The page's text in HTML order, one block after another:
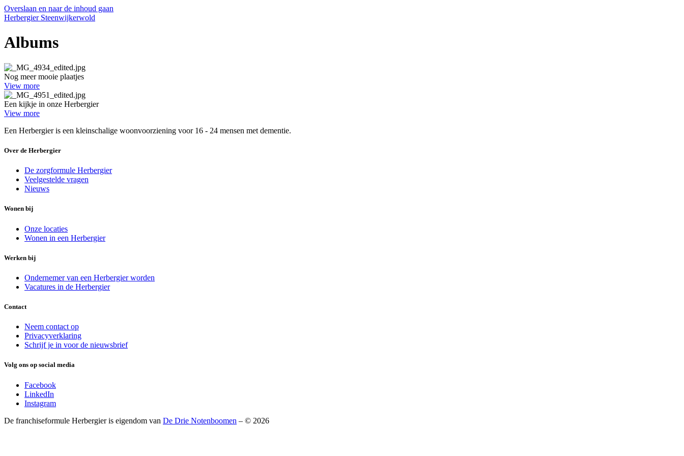
Overslaan en naar de inhoud gaan
Herbergier Steenwijkerwold
Albums
Nog meer mooie plaatjes
View more
Een kijkje in onze Herbergier
View more
Een Herbergier is een kleinschalige woonvoorziening voor 16 - 24 mensen met dementie.
Over de Herbergier
De zorgformule Herbergier
Veelgestelde vragen
Nieuws
Wonen bij
Onze locaties
Wonen in een Herbergier
Werken bij
Ondernemer van een Herbergier worden
Vacatures in de Herbergier
Contact
Neem contact op
Privacyverklaring
Schrijf je in voor de nieuwsbrief
Volg ons op social media
Facebook
LinkedIn
Instagram
De franchiseformule Herbergier is eigendom van De Drie Notenboomen – © 2026